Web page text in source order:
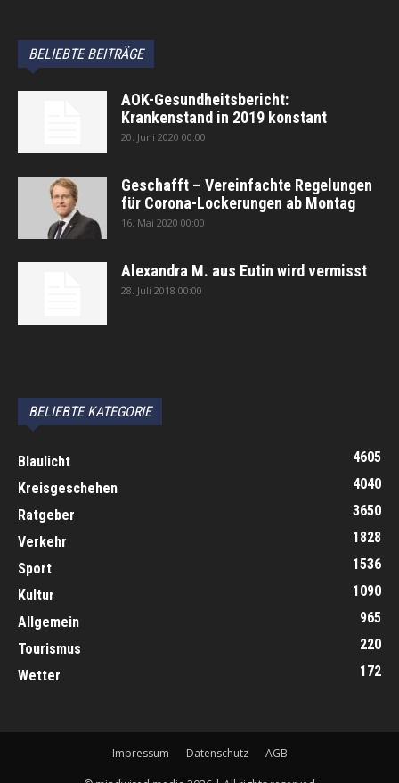
BELIEBTE BEITRÄGE
AOK-Gesundheitsbericht:
Krankenstand in 2019 konstant
20. Juni 2020 00:00
Geschafft – Vereinfachte Regelungen
für Corona-Lockerungen ab Montag
16. Mai 2020 00:00
Alexandra M. aus Eutin wird vermisst
28. Juli 2018 00:00
BELIEBTE KATEGORIE
Blaulicht
4605
Kreisgeschehen
4040
Ratgeber
3650
Verkehr
1828
Sport
1536
Kultur
1090
Allgemein
965
Tourismus
220
Wetter
172
Impressum Datenschutz AGB